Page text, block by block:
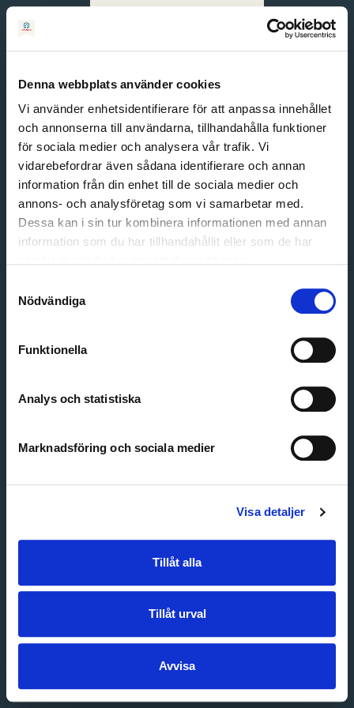
Denna webbplats använder cookies
Vi använder enhetsidentifierare för att anpassa innehållet
och annonserna till användarna, tillhandahålla funktioner
för sociala medier och analysera vår trafik. Vi
vidarebefordrar även sådana identifierare och annan
information från din enhet till de sociala medier och
annons- och analysföretag som vi samarbetar med.
Dessa kan i sin tur kombinera informationen med annan
information som du har tillhandahållit eller som de har
Nödvändiga
Funktionella
Analys och statistiska
Marknadsföring och sociala medier
Visa detaljer
Tillåt alla
Tillåt urval
Avvisa
English
Svenska
Email address
Customer service